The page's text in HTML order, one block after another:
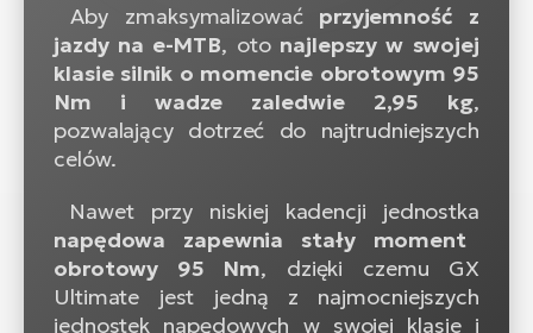
Aby zmaksymalizowaćprzyjemność z
jazdy na e-MTB, oto najlepszy w swojej
klasie silnik o momencie obrotowym 95
Nm i wadze zaledwie 2,95 kg,
pozwalający dotrzeć do najtrudniejszych
celów.
Nawet przy niskiej kadencji jednostka
napędowa zapewnia stały moment
obrotowy 95 Nm, dzięki czemu GX
Ultimate jest jedną z najmocniejszych
jednostek napędowych w swojej klasie i